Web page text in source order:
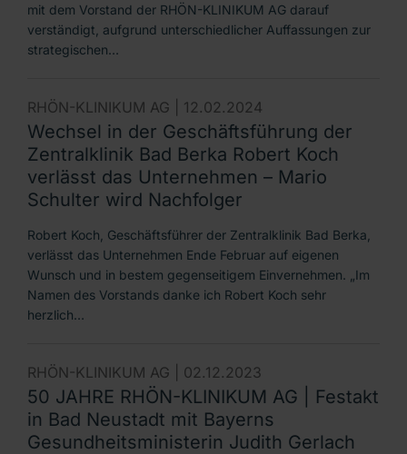
mit dem Vorstand der RHÖN-KLINIKUM AG darauf
verständigt, aufgrund unterschiedlicher Auffassungen zur
strategischen…
RHÖN-KLINIKUM AG | 12.02.2024
Wechsel in der Geschäftsführung der
Zentralklinik Bad Berka Robert Koch
verlässt das Unternehmen – Mario
Schulter wird Nachfolger
Robert Koch, Geschäftsführer der Zentralklinik Bad Berka,
verlässt das Unternehmen Ende Februar auf eigenen
Wunsch und in bestem gegenseitigem Einvernehmen. „Im
Namen des Vorstands danke ich Robert Koch sehr
herzlich…
RHÖN-KLINIKUM AG | 02.12.2023
50 JAHRE RHÖN-KLINIKUM AG | Festakt
in Bad Neustadt mit Bayerns
Gesundheitsministerin Judith Gerlach